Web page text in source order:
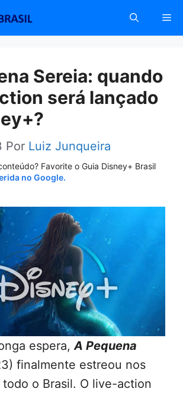
Sereia: quando
será lançado
Por Luiz Junqueira
Favorite o Guia Disney+ Brasil
no Google.
espera,A Pequena
finalmente estreou nos
todo o Brasil. O live-action